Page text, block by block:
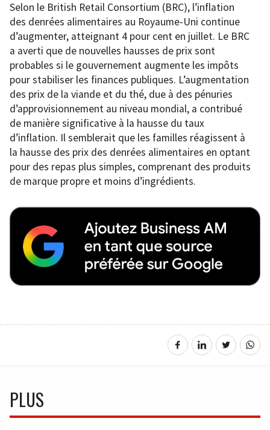
Selon le British Retail Consortium (BRC), l’inflation
des denrées alimentaires au Royaume-Uni continue
d’augmenter, atteignant 4 pour cent en juillet. Le BRC
a averti que de nouvelles hausses de prix sont
probables si le gouvernement augmente les impôts
pour stabiliser les finances publiques. L’augmentation
des prix de la viande et du thé, due à des pénuries
d’approvisionnement au niveau mondial, a contribué
de manière significative à la hausse du taux
d’inflation. Il semblerait que les familles réagissent à
la hausse des prix des denrées alimentaires en optant
pour des repas plus simples, comprenant des produits
de marque propre et moins d’ingrédients.
PLUS